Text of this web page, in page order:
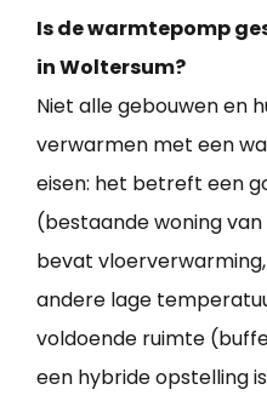
Is de warmtepomp
in Woltersum?
Niet alle gebouwen en
verwarmen met een
eisen: het betreft een
(bestaande woning van
bevat
andere lage
voldoende ruimte
een hybride opstelling